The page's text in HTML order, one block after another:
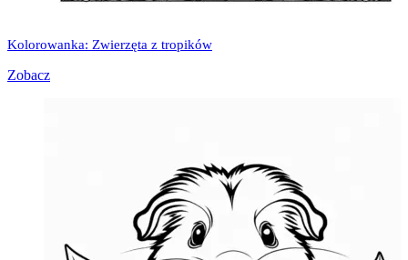
Kolorowanka: Zwierzęta z tropików
Zobacz